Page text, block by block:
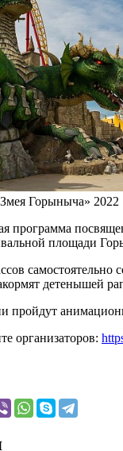
Горыныча» 2022
программа
площади
детенышей
пройдут
организаторов: